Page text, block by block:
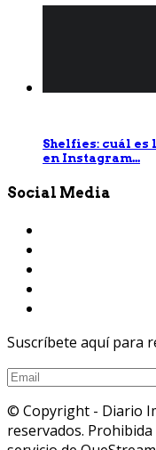
Shelfies: cuál
en Instagram...
Social Media
Suscríbete aquí para
© Copyright - Diario
reservados.